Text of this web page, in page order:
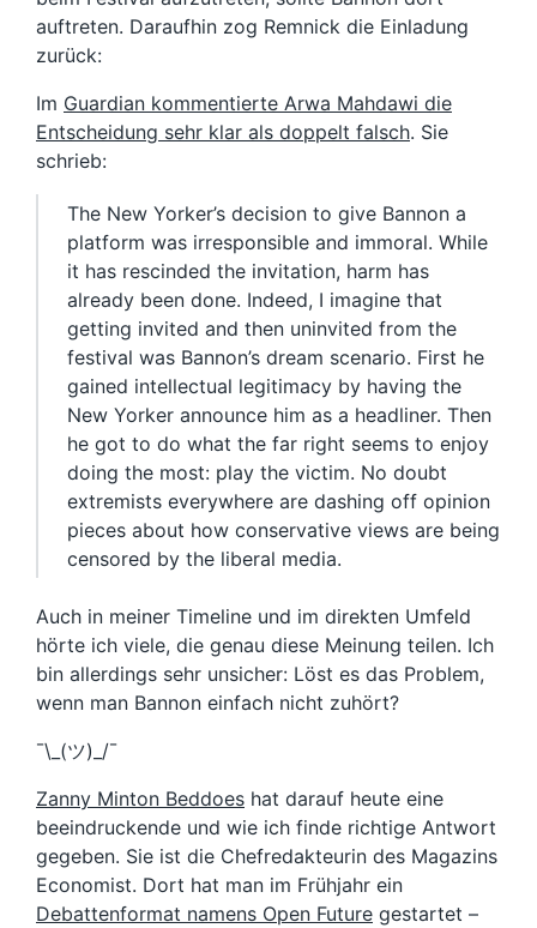
auftreten. Daraufhin zog Remnick die Einladung
zurück:
Im Guardian kommentierte Arwa Mahdawi die
Entscheidung sehr klar als doppelt falsch. Sie
schrieb:
The New Yorker’s decision to give Bannon a
platform was irresponsible and immoral. While
it has rescinded the invitation, harm has
already been done. Indeed, I imagine that
getting invited and then uninvited from the
festival was Bannon’s dream scenario. First he
gained intellectual legitimacy by having the
New Yorker announce him as a headliner. Then
he got to do what the far right seems to enjoy
doing the most: play the victim. No doubt
extremists everywhere are dashing off opinion
pieces about how conservative views are being
censored by the liberal media.
Auch in meiner Timeline und im direkten Umfeld
hörte ich viele, die genau diese Meinung teilen. Ich
bin allerdings sehr unsicher: Löst es das Problem,
wenn man Bannon einfach nicht zuhört?
¯\_(ツ)_/¯
Zanny Minton Beddoes hat darauf heute eine
beeindruckende und wie ich finde richtige Antwort
gegeben. Sie ist die Chefredakteurin des Magazins
Economist. Dort hat man im Frühjahr ein
Debattenformat namens Open Future gestartet –